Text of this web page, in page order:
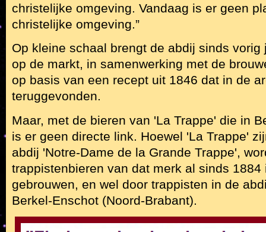
christelijke omgeving. Vandaag is er geen
christelijke omgeving.”
Op kleine schaal brengt de abdij sinds vorig
op de markt, in samenwerking met de
op basis van een recept uit 1846 dat in de
teruggevonden.
Maar, met de bieren van 'La Trappe' die in
is er geen directe link. Hoewel 'La Trappe'
abdij 'Notre-Dame de la Grande Trappe',
trappistenbieren van dat merk al sinds 1884
gebrouwen, en wel door trappisten in de
Berkel-Enschot (Noord-Brabant).